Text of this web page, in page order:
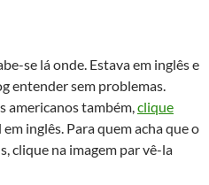
se lá onde. Estava em inglês e
entender sem problemas.
americanos também,clique
inglês. Para quem acha que o
clique na imagem par vê-la